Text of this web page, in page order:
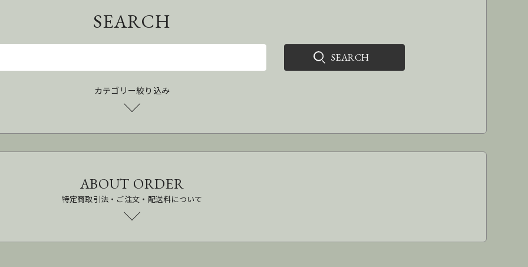
SEARCH
カテゴリー絞り込み
ABOUT ORDER
特定商取引法・ご注文・配送料について